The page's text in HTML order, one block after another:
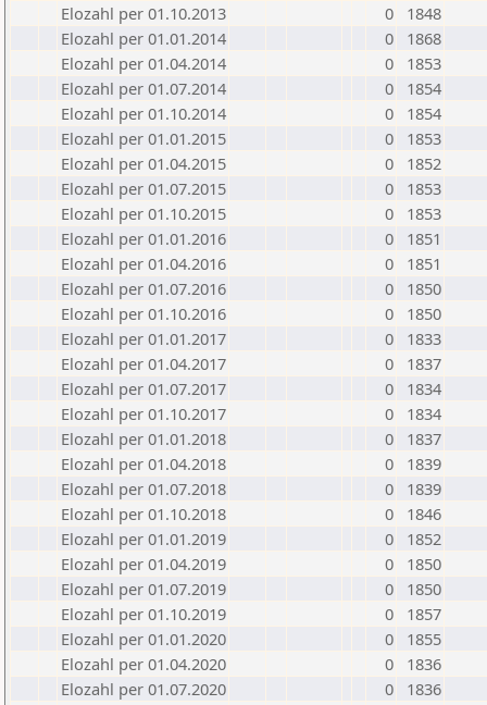
Elozahl per 01.10.2013
0
1848
Elozahl per 01.01.2014
0
1868
Elozahl per 01.04.2014
0
1853
Elozahl per 01.07.2014
0
1854
Elozahl per 01.10.2014
0
1854
Elozahl per 01.01.2015
0
1853
Elozahl per 01.04.2015
0
1852
Elozahl per 01.07.2015
0
1853
Elozahl per 01.10.2015
0
1853
Elozahl per 01.01.2016
0
1851
Elozahl per 01.04.2016
0
1851
Elozahl per 01.07.2016
0
1850
Elozahl per 01.10.2016
0
1850
Elozahl per 01.01.2017
0
1833
Elozahl per 01.04.2017
0
1837
Elozahl per 01.07.2017
0
1834
Elozahl per 01.10.2017
0
1834
Elozahl per 01.01.2018
0
1837
Elozahl per 01.04.2018
0
1839
Elozahl per 01.07.2018
0
1839
Elozahl per 01.10.2018
0
1846
Elozahl per 01.01.2019
0
1852
Elozahl per 01.04.2019
0
1850
Elozahl per 01.07.2019
0
1850
Elozahl per 01.10.2019
0
1857
Elozahl per 01.01.2020
0
1855
Elozahl per 01.04.2020
0
1836
Elozahl per 01.07.2020
0
1836